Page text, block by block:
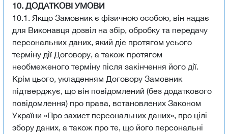
10. ДОДАТКОВІ УМОВИ
10.1. Якщо Замовник є фізичною особою, він надає
для Виконавця дозвіл на збір, обробку та передачу
персональних даних, який діє протягом усього
терміну дії Договору, а також протягом
необмеженого терміну після закінчення його дії.
Крім цього, укладенням Договору Замовник
підтверджує, що він повідомлений (без додаткового
повідомлення) про права, встановлених Законом
України «Про захист персональних даних», про цілі
збору даних, а також про те, що його персональні